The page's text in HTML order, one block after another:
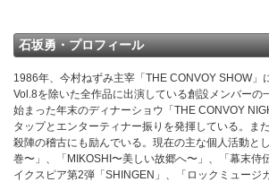
石坂勇・プロフィール
1986年、今村ねずみ主宰「THE CONVOY SHOW」
Vol.8を除いた全作品に出演している創設メンバーの
始まった年末のディナーショウ「THE CONVOY
タップとエンターティナー振りを発揮している。ま
殺陣の稽古にも励んでいる。現在の主な個人活動と
巻〜」、「MIKOSHI〜美しい故郷へ〜」、「幕末侍
イクスピア第2弾「SHINGEN」、「ロックミュージ